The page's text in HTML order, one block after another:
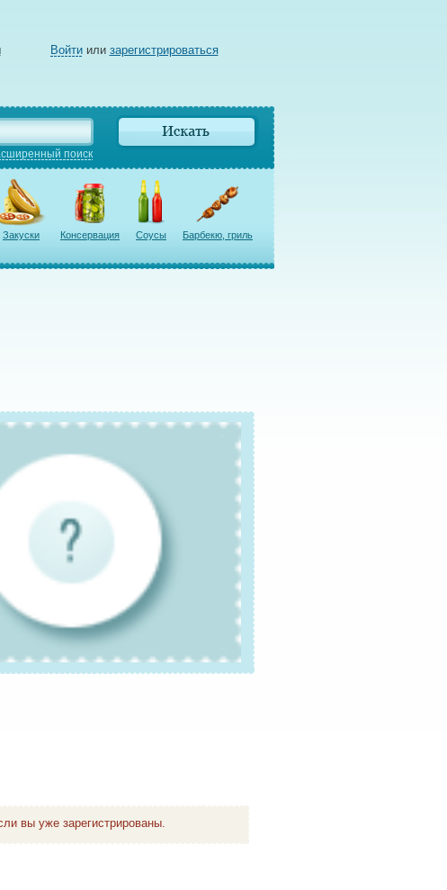
Войтиили зарегистрироваться
поиск
Закуски Консервация Соусы Барбекю, гриль
вы уже зарегистрированы.